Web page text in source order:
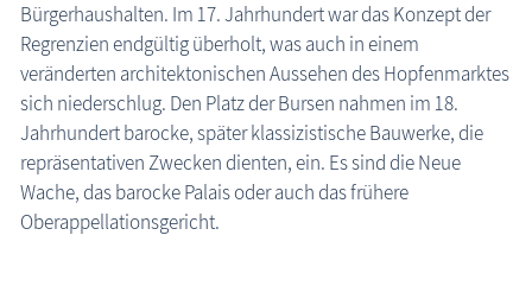
Bürgerhaushalten. Im 17. Jahrhundert war das Konzept der
Regrenzien endgültig überholt, was auch in einem
veränderten architektonischen Aussehen des Hopfenmarktes
sich niederschlug. Den Platz der Bursen nahmen im 18.
Jahrhundert barocke, später klassizistische Bauwerke, die
repräsentativen Zwecken dienten, ein. Es sind die Neue
Wache, das barocke Palais oder auch das frühere
Oberappellationsgericht.